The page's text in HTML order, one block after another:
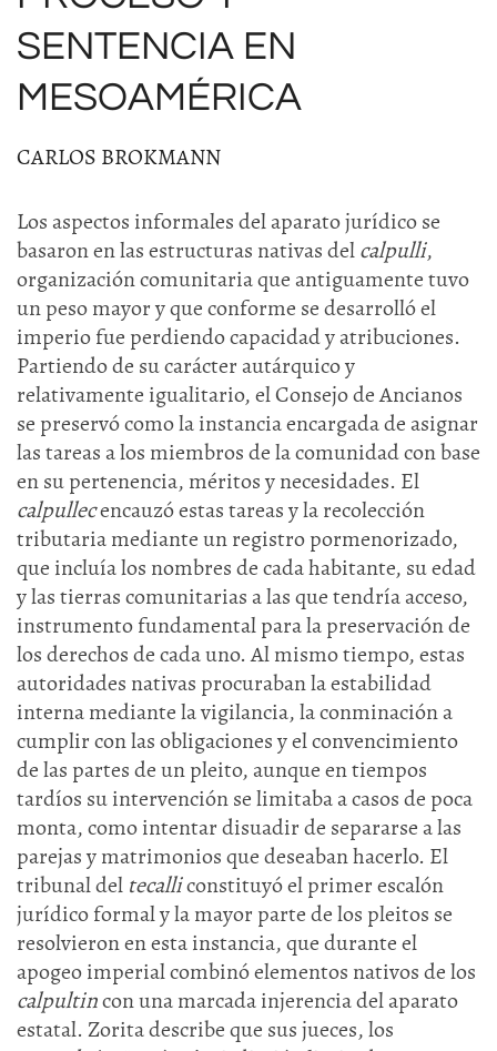
SENTENCIA EN
MESOAMÉRICA
CARLOS BROKMANN
Los aspectos informales del aparato jurídico se
basaron en las estructuras nativas delcalpulli,
organización comunitaria que antiguamente tuvo
un peso mayor y que conforme se desarrolló el
imperio fue perdiendo capacidad y atribuciones.
Partiendo de su carácter autárquico y
relativamente igualitario, el Consejo de Ancianos
se preservó como la instancia encargada de asignar
las tareas a los miembros de la comunidad con base
en su pertenencia, méritos y necesidades. El
calpullecencauzó estas tareas y la recolección
tributaria mediante un registro pormenorizado,
que incluía los nombres de cada habitante, su edad
y las tierras comunitarias a las que tendría acceso,
instrumento fundamental para la preservación de
los derechos de cada uno. Al mismo tiempo, estas
autoridades nativas procuraban la estabilidad
interna mediante la vigilancia, la conminación a
cumplir con las obligaciones y el convencimiento
de las partes de un pleito, aunque en tiempos
tardíos su intervención se limitaba a casos de poca
monta, como intentar disuadir de separarse a las
parejas y matrimonios que deseaban hacerlo. El
tribunal del tecalliconstituyó el primer escalón
jurídico formal y la mayor parte de los pleitos se
resolvieron en esta instancia, que durante el
apogeo imperial combinó elementos nativos de los
calpultincon una marcada injerencia del aparato
estatal. Zorita describe que sus jueces, los